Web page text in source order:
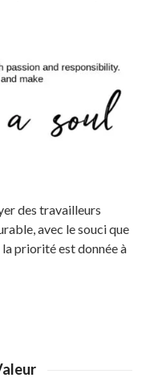
des travailleurs
avec le souci que
priorité est donnée à